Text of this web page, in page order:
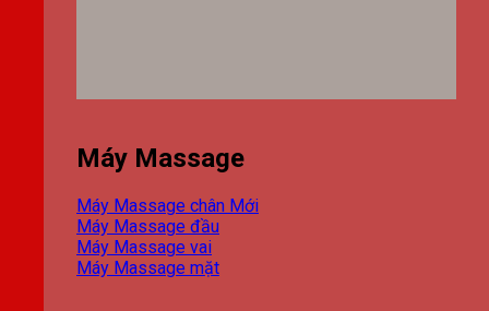
Máy Massage
Máy Massage chân
Máy Massage đầu
Máy Massage vai
Máy Massage mặt